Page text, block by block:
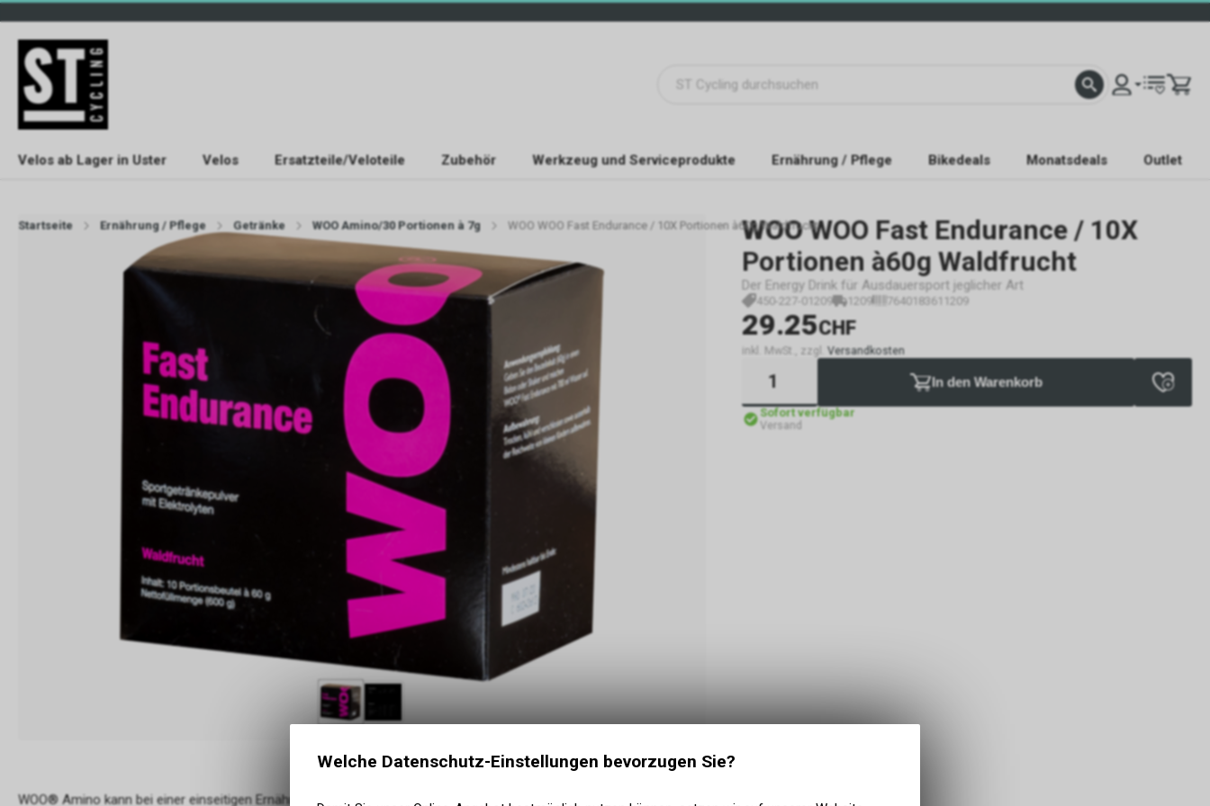
Velos ab Lager in Uster Velos Ersatzteile/Veloteile Zubehör Werkzeug und Serviceprodukte Ernährung / Pflege Bikedeals Monatsdeals Outlet
Startseite Ernährung / Pflege Getränke WOO Amino/30 Portionen à 7g WOO WOO Fast Endurance / 10X Portionen à60g Waldfrucht
WOO WOO Fast Endurance / 10X
Portionen à60g Waldfrucht
Der Energy Drink für Ausdauersport jeglicher Art
450-227-01209 1209 7640183611209
29.25CHF
inkl. MwSt., zzgl. Versandkosten
In den Warenkorb
Sofort verfügbar
Versand
WOO® Amino kann bei einer einseitigen Ernährung helfen, fehlende essentielle Aminosäuren dem Körper
Welche Datenschutz-Einstellungen bevorzugen Sie?